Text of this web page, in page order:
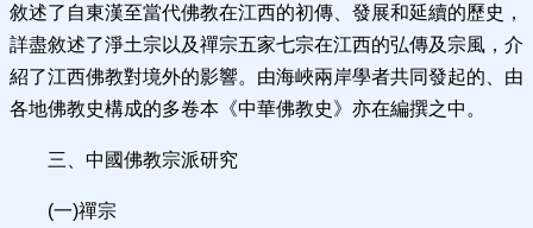
敘述了自東漢至當代佛教在江西的初傳、發展和延續的歷史，
詳盡敘述了淨土宗以及禪宗五家七宗在江西的弘傳及宗風，介
紹了江西佛教對境外的影響。由海峽兩岸學者共同發起的、由
各地佛教史構成的多卷本《中華佛教史》亦在編撰之中。
三、中國佛教宗派研究
(一)禪宗